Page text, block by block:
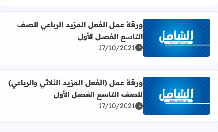
اقرأ المزيد عن ورقة عمل الفعل المزيد الرباعي للصف
ورقة عمل الفعل المزيد الرباعي للصف
التاسع الفصل الأول
17/10/2021
اقرأ المزيد عن ورقة عمل (الفعل المزيد الثلاثي والرباعي)
ورقة عمل (الفعل المزيد الثلاثي والرباعي)
للصف التاسع الفصل الأول
17/10/2021